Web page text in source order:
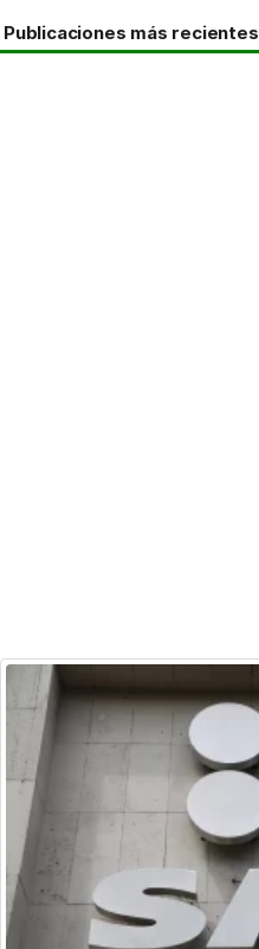
Publicaciones más recientes